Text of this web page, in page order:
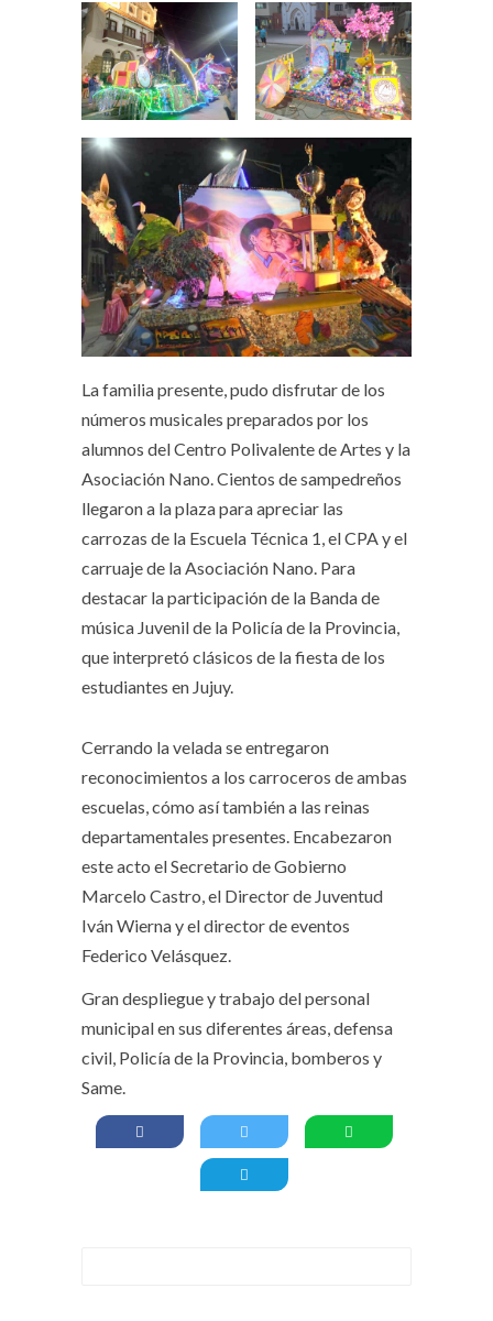
La familia presente, pudo disfrutar de los
números musicales preparados por los
alumnos del Centro Polivalente de Artes y la
Asociación Nano. Cientos de sampedreños
llegaron a la plaza para apreciar las
carrozas de la Escuela Técnica 1, el CPA y el
carruaje de la Asociación Nano. Para
destacar la participación de la Banda de
música Juvenil de la Policía de la Provincia,
que interpretó clásicos de la fiesta de los
estudiantes en Jujuy.
Cerrando la velada se entregaron
reconocimientos a los carroceros de ambas
escuelas, cómo así también a las reinas
departamentales presentes. Encabezaron
este acto el Secretario de Gobierno
Marcelo Castro, el Director de Juventud
Iván Wierna y el director de eventos
Federico Velásquez.
Gran despliegue y trabajo del personal
municipal en sus diferentes áreas, defensa
civil, Policía de la Provincia, bomberos y
Same.